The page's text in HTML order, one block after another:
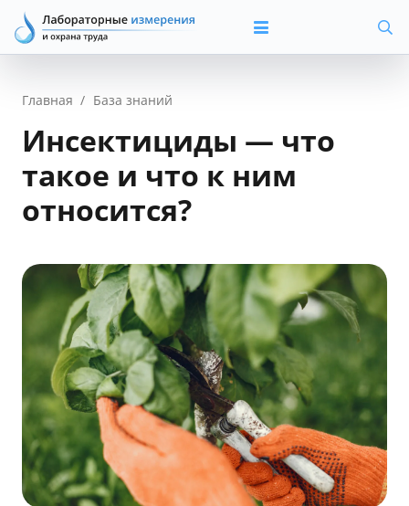
Главная / База знаний
Инсектициды — что
такое и что к ним
относится?